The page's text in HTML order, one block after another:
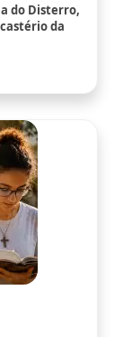
do Disterro,
da